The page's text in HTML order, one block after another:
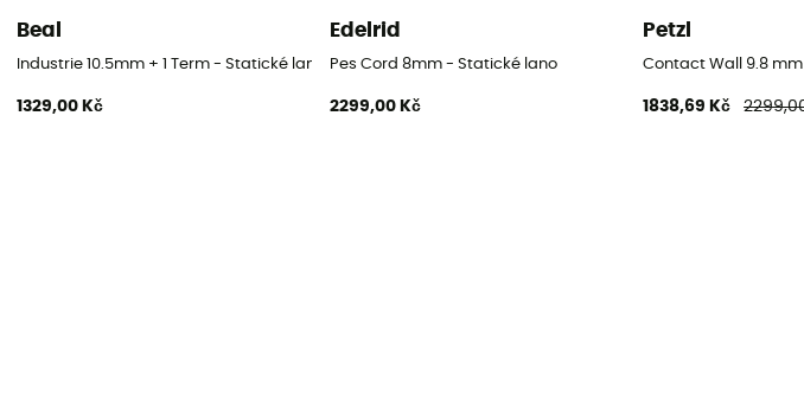
Beal
Industrie 10.5mm + 1 Term - Statické lano
1329,00 Kč
Edelrid
Pes Cord 8mm - Statické lano
2299,00 Kč
Petzl
Contact Wall 9.8
1838,69 Kč